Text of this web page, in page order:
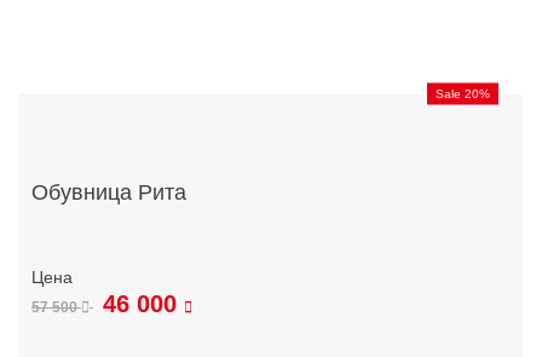
Sale 20%
Обувница Рита
57 500 46 000